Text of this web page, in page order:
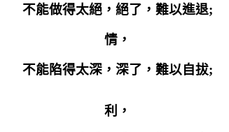
不能做得太絕，絕了，難以進退;
情，
不能陷得太深，深了，難以自拔;
利，